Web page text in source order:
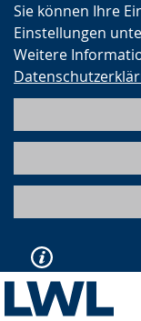
Sie können Ihre
Einstellungen
Weitere